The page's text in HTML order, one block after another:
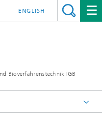
Bioverfahrenstechnik IGB
ENGLISH